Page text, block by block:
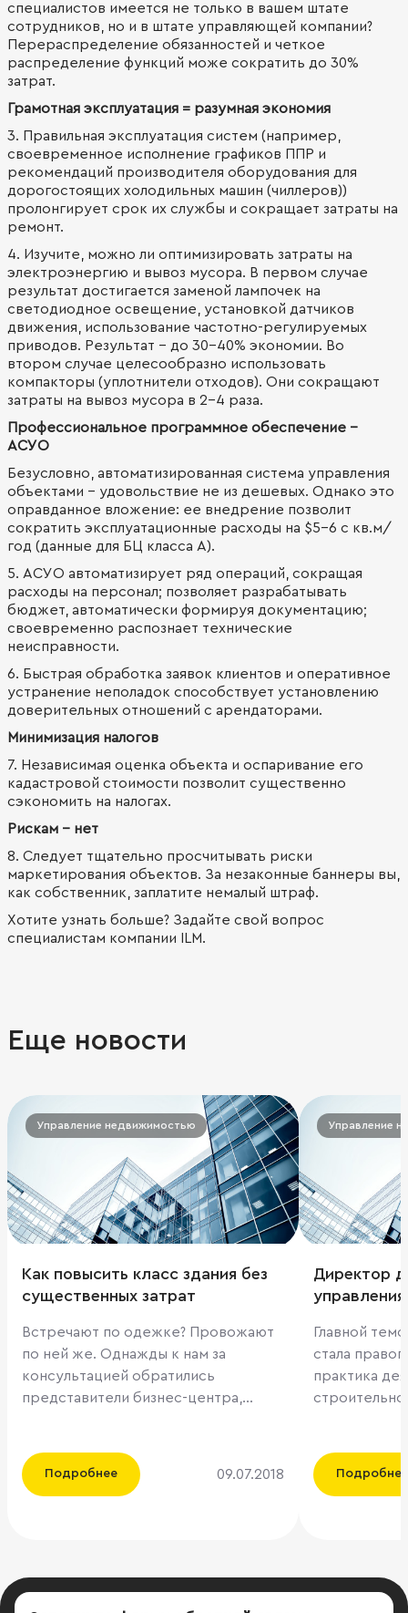
специалистов имеется не только в вашем штате
сотрудников, но и в штате управляющей компании?
Перераспределение обязанностей и четкое
распределение функций може сократить до 30%
затрат.
Грамотная эксплуатация = разумная экономия
3. Правильная эксплуатация систем (например,
своевременное исполнение графиков ППР и
рекомендаций производителя оборудования для
дорогостоящих холодильных машин (чиллеров))
пролонгирует срок их службы и сокращает затраты на
ремонт.
4. Изучите, можно ли оптимизировать затраты на
электроэнергию и вывоз мусора. В первом случае
результат достигается заменой лампочек на
светодиодное освещение, установкой датчиков
движения, использование частотно-регулируемых
приводов. Результат – до 30-40% экономии. Во
втором случае целесообразно использовать
компакторы (уплотнители отходов). Они сокращают
затраты на вывоз мусора в 2-4 раза.
Профессиональное программное обеспечение –
АСУО
Безусловно, автоматизированная система управления
объектами – удовольствие не из дешевых. Однако это
оправданное вложение: ее внедрение позволит
сократить эксплуатационные расходы на $5-6 с кв.м/
год (данные для БЦ класса А).
5. АСУО автоматизирует ряд операций, сокращая
расходы на персонал; позволяет разрабатывать
бюджет, автоматически формируя документацию;
своевременно распознает технические
неисправности.
6. Быстрая обработка заявок клиентов и оперативное
устранение неполадок способствует установлению
доверительных отношений с арендаторами.
Минимизация налогов
7. Независимая оценка объекта и оспаривание его
кадастровой стоимости позволит существенно
сэкономить на налогах.
Рискам - нет
8. Следует тщательно просчитывать риски
маркетирования объектов. За незаконные баннеры вы,
как собственник, заплатите немалый штраф.
Хотите узнать больше? Задайте свой вопрос
специалистам компании ILM.
Еще новости
Управление недвижимостью
Как повысить класс здания без
существенных затрат
Встречают по одежке? Провожают
по ней же. Однажды к нам за
консультацией обратились
представители бизнес-центра,
Проблема заключалась в том, что
здание полностью соответствовала
его упорно относят к «В+» или даже
Подробнее 09.07.2018
Управление
Директор
обозрение
Главной
стала
практика
введенного
июля 2019
которой
Подробнее